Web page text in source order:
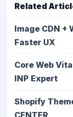
Related
Image CDN +
Faster UX
Core Web
INP Expert
Shopify
CENTER